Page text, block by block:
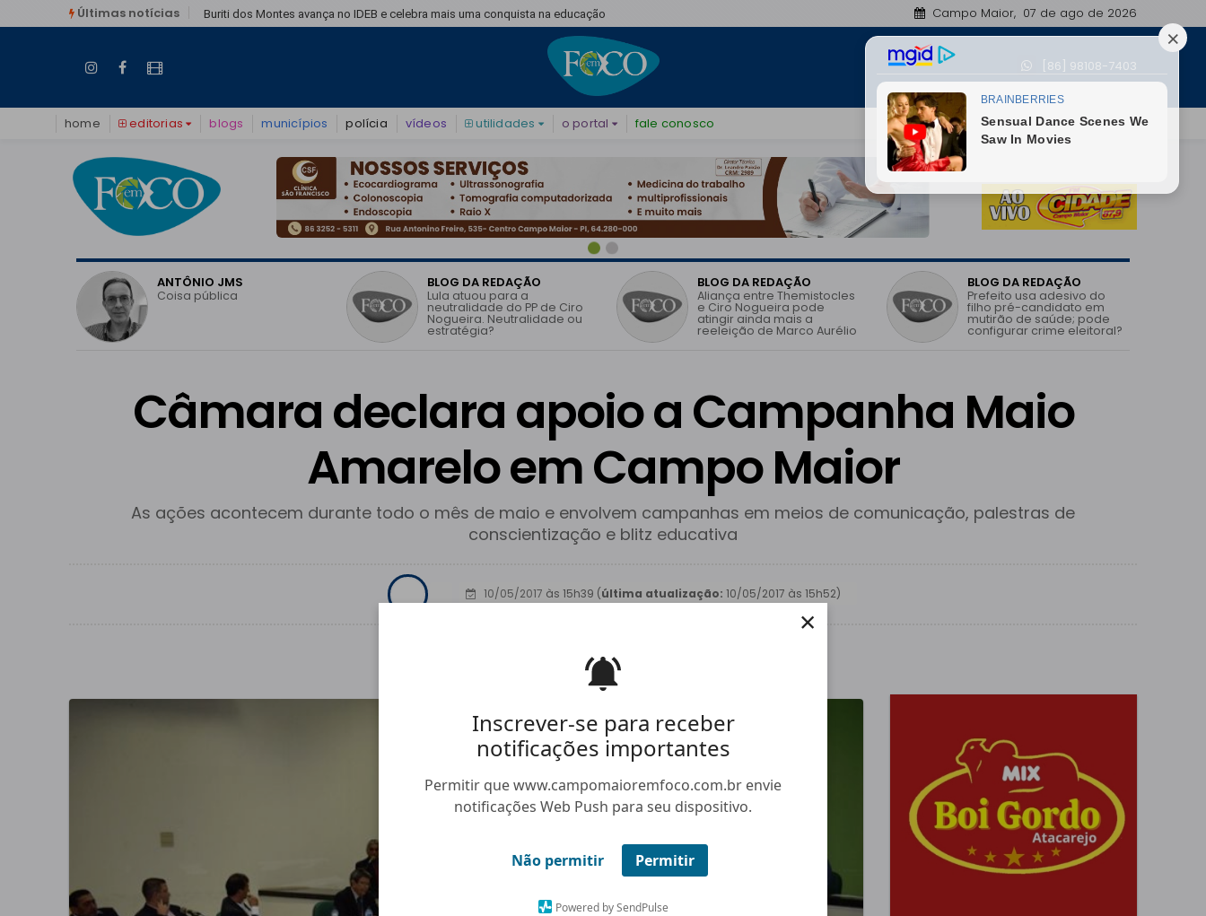
Inscrever-se para receber
notificações importantes
Permitir que www.campomaioremfoco.com.br envie
notificações Web Push para seu dispositivo.
Não permitir Permitir
Powered by SendPulse
×
Últimas notícias Buriti dos Montes avança no IDEB e celebra mais uma conquista na educação Jatobá do Piauí registra avanço no IDEB e melhora
Campo Maior, 07 de ago de 2026
[86] 98108-7403
home editorias blogs municípios polícia vídeos utilidades o portal fale conosco
ANTÔNIO JMS
Coisa pública
BLOG DA REDAÇÃO
Lula atuou para a
neutralidade do PP de Ciro
Nogueira. Neutralidade ou
estratégia?
BLOG DA REDAÇÃO
Aliança entre Themistocles
e Ciro Nogueira pode
atingir ainda mais a
reeleição de Marco Aurélio
BLOG DA REDAÇÃO
Prefeito usa adesivo do
filho pré-candidato em
mutirão de saúde; pode
configurar crime eleitoral?
Câmara declara apoio a Campanha Maio
Amarelo em Campo Maior
As ações acontecem durante todo o mês de maio e envolvem campanhas em meios de comunicação, palestras de
conscientização e blitz educativa
10/05/2017 às 15h39 (última atualização: 10/05/2017 às 15h52)